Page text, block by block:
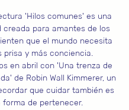
'Hilos comunes' es una
creada para amantes de los
que el mundo necesita
prisa y más conciencia.
en abril con 'Una trenza de
de Robin Wall Kimmerer, un
que cuidar también es
forma de pertenecer.